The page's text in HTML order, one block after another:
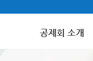
공제회 소개